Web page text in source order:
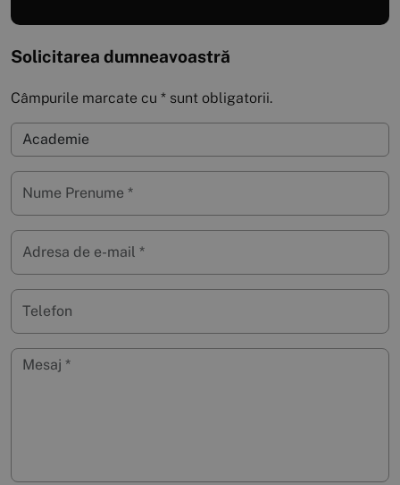
Solicitarea dumneavoastră
Câmpurile marcate cu * sunt obligatorii.